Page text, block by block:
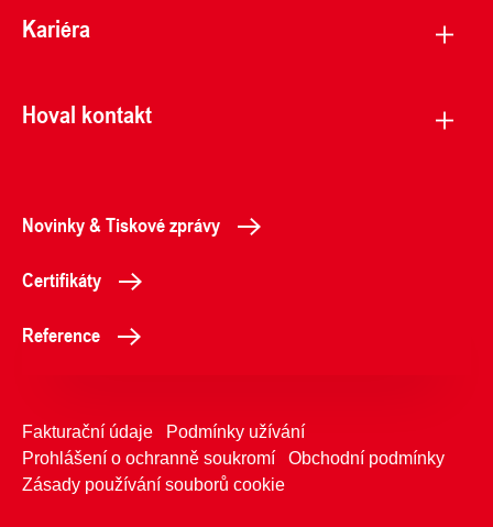
Kariéra
Hoval kontakt
Novinky & Tiskové zprávy
Certifikáty
Reference
Fakturační údaje
Podmínky užívání
Prohlášení o ochranně soukromí
Obchodní podmínky
Zásady používání souborů cookie